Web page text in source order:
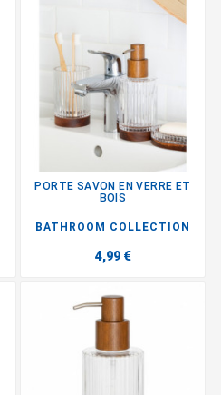
PORTE SAVON EN VERRE ET
BOIS
BATHROOM COLLECTION
4,99 €